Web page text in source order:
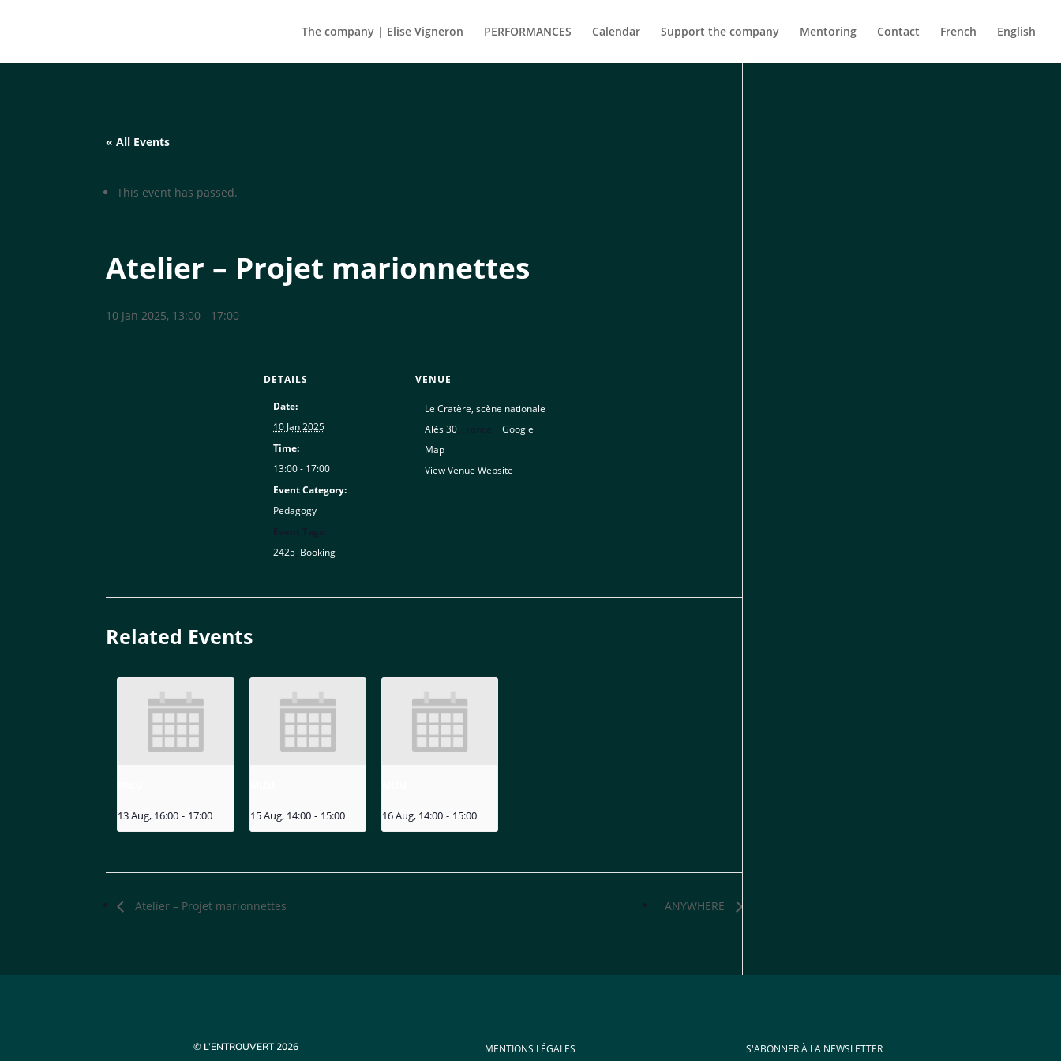
The company | Elise Vigneron PERFORMANCES Calendar Support the company Mentoring Contact French English
« All Events
This event has passed.
Atelier – Projet marionnettes
10 Jan 2025, 13:00 - 17:00
DETAILS
Date:
10 Jan 2025
Time:
13:00 - 17:00
Event Category:
Pedagogy
2425 Booking
VENUE
Le Cratère, scène nationale
Alès 30
+ Google
Map
View Venue Website
Related Events
13 Aug, 16:00 - 17:00 15 Aug, 14:00 - 15:00 16 Aug, 14:00 - 15:00
Atelier – Projet marionnettes ANYWHERE
© L’ENTROUVERT 2026 MENTIONS LÉGALES S'ABONNER À LA NEWSLETTER